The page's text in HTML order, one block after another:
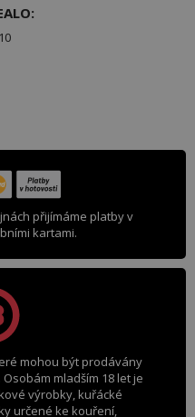
přijímáme platby v
kartami.
mohou být prodávány
mladším 18 let je
výrobky, kuřácké
určené ke kouření,